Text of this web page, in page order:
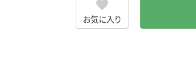
お気に入り